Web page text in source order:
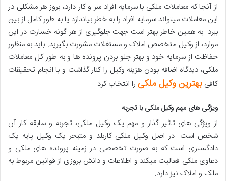
از آنجا که معاملات ملکی با سرمایه افراد سر و کار دارد، بروز هر مشکلی در
این معاملات میتواند سرمایه افراد را به خطر بیاندازد یا به طور کامل از بین
ببرد. به همین خاطر بهتر است جهت جلوگیری از هر گونه خسارت در این
موارد، از وکیل متخصص املاک و مستغلات مشورت بگیرید. باید به منظور
حفاظت از سرمایه خود و بهتر جلو بردن پرونده ها و به طور کل معاملات
ملکی، دیدگاه اضافه بودن هزینه وکیل را کنار گذاشت و با انجام تحقیقات
کافی بهترین وکیل ملکی را انتخاب کرد.
ویژگی های مهم وکیل ملکی با تجربه
از ویژگی های تاثیر گذار و مهم یک وکیل ملکی، تجربه و سابقه کار آن
شخص است. در اصل وکیل ملکی کاربلد و متبحر یک وکیل پایه یک
دادگستری است که به صورت تخصصی در زمینه پرونده های ملکی و
دعاوی ملکی فعالیت میکند و اطلاعات و دانش بروزی از قوانین مربوط به
ملک و املاک نیز دارد.